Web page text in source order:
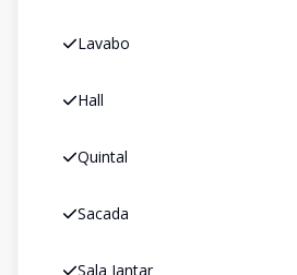
Lavabo
Hall
Quintal
Sacada
Sala Jantar